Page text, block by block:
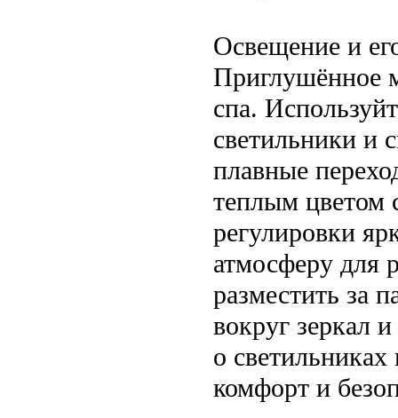
Освещение и
Приглушённое
спа.
светильники и
плавные
теплым цветом
регулировки
атмосферу для
разместить за
вокруг зеркал
о
комфорт и